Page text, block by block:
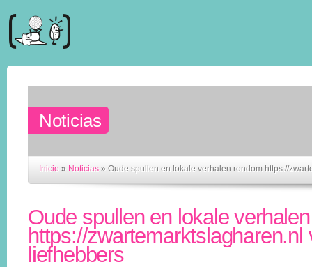
Noticias
Inicio » Noticias » Oude spullen en lokale verhalen rondom https://
Oude spullen en lokale
https://zwartemarktslagharen.nl
liefhebbers